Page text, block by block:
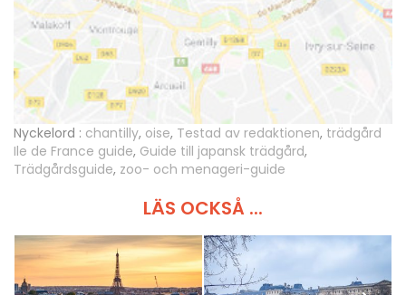
Nyckelord : chantilly, oise, Testad av redaktionen, trädgård
Ile de France guide, Guide till japansk trädgård,
Trädgårdsguide, zoo- och menageri-guide
LÄS OCKSÅ ...